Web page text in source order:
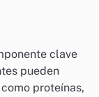
clave
pueden
proteínas,